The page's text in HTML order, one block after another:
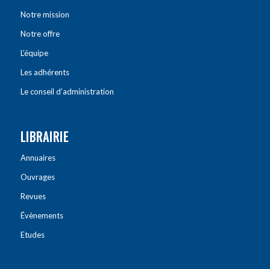
Notre mission
Notre offre
L’équipe
Les adhérents
Le conseil d’administration
LIBRAIRIE
Annuaires
Ouvrages
Revues
Évènements
Etudes